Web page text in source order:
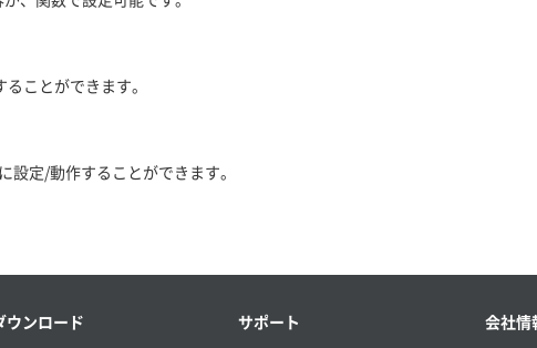
ことができます。
定/動作することができます。
ウンロード サポート 会社情